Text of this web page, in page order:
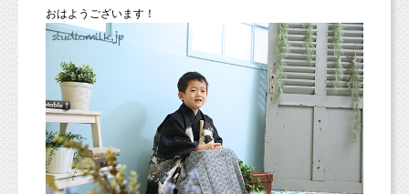
おはようございます！